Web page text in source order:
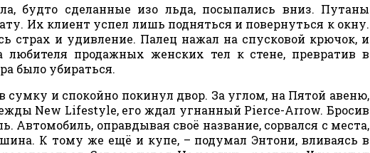
будто сделанные изо льда, посыпались вниз. Путаны
Их клиент успел лишь подняться и повернуться к окну.
страх и удивление. Палец нажал на спусковой крючок, и
любителя продажных женских тел к стене, превратив в
было убираться.
сумку и спокойно покинул двор. За углом, на Пятой авеню,
New Lifestyle, его ждал угнанный Pierce-Arrow. Бросив
Автомобиль, оправдывая своё название, сорвался с места,
К тому же ещё и купе, – подумал Энтони, вливаясь в